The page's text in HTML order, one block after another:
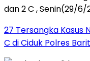
27 Tersangka Kasus
C di Ciduk Polres